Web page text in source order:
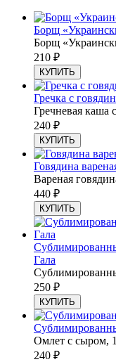
Борщ
Борщ
210 ₽
КУПИТЬ
Гречка с
Гречневая каша
240 ₽
КУПИТЬ
Говядина
Вареная
440 ₽
КУПИТЬ
Гала
250 ₽
КУПИТЬ
Омлет с сыром,
240 ₽